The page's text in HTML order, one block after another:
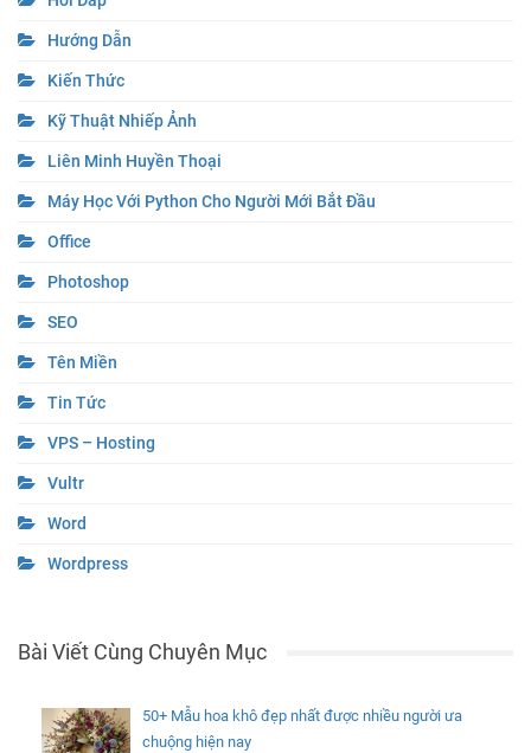
Hướng Dẫn
Kiến Thức
Kỹ Thuật Nhiếp Ảnh
Liên Minh Huyền Thoại
Máy Học Với Python Cho Người Mới Bắt Đầu
Office
Photoshop
SEO
Tên Miền
Tin Tức
VPS – Hosting
Vultr
Word
Wordpress
Bài Viết Cùng Chuyên Mục
50+ Mẫu hoa khô đẹp nhất được nhiều người ưa
chuộng hiện nay